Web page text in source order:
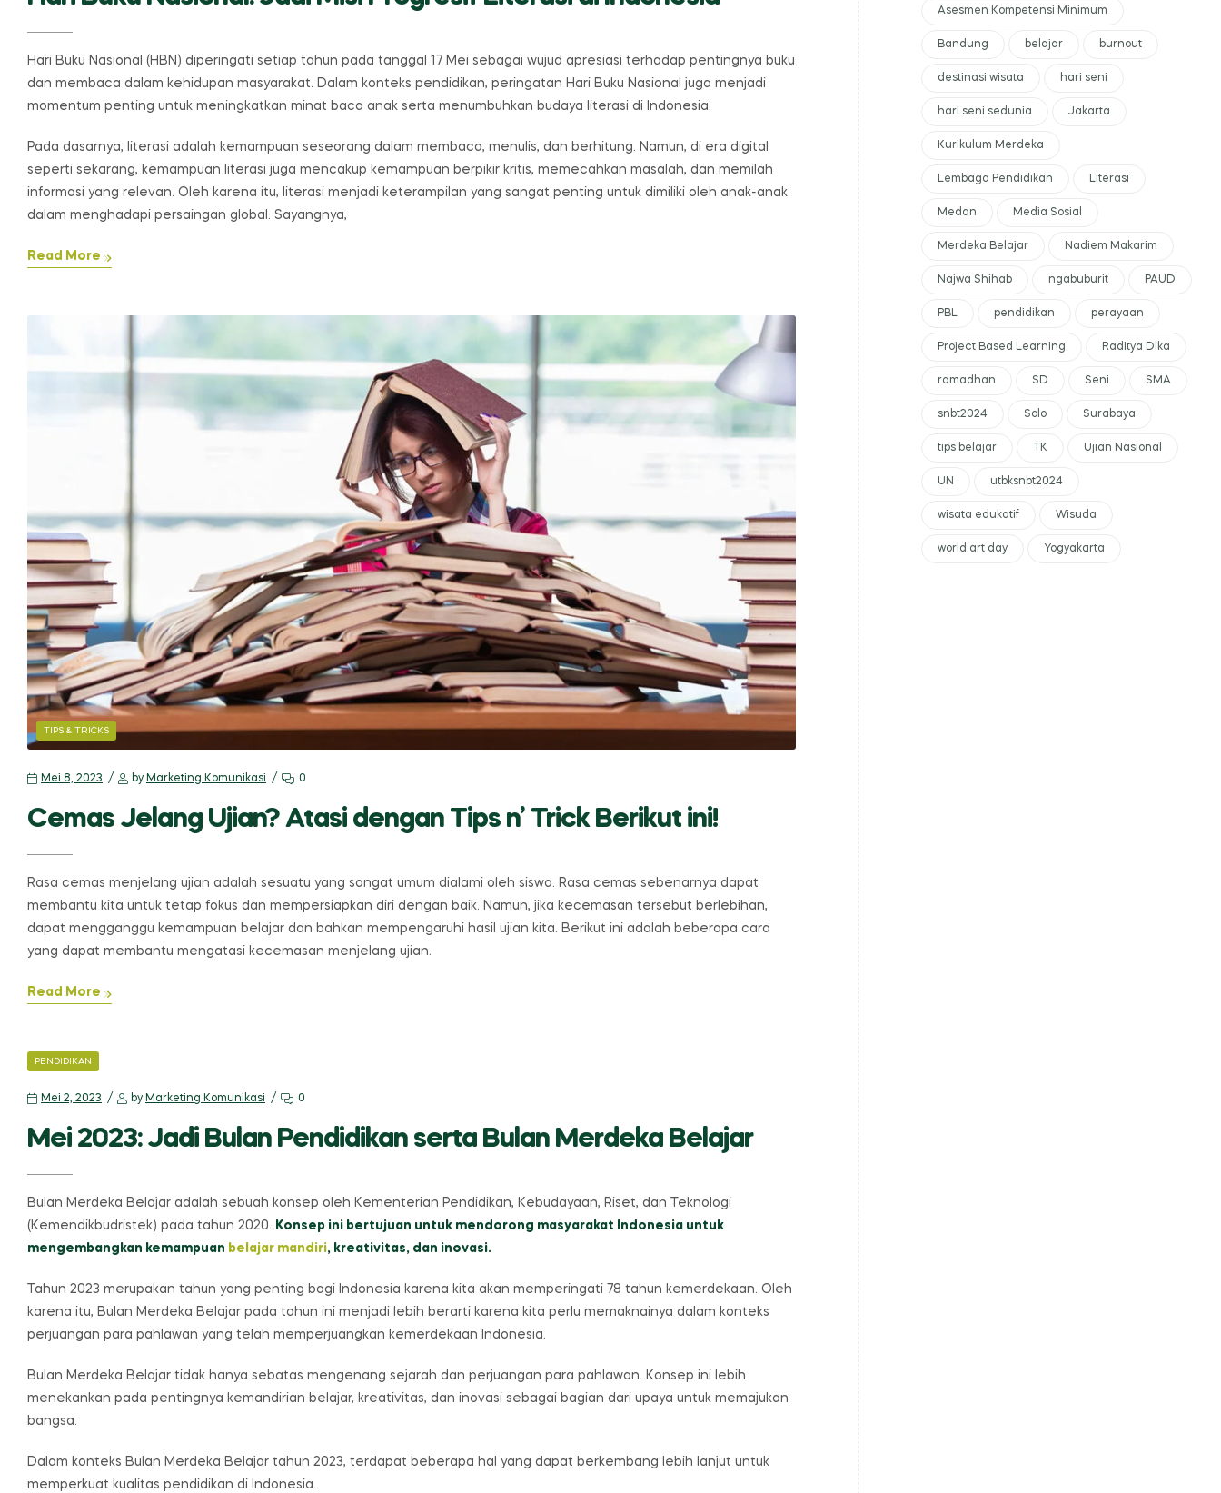
Hari Buku Nasional (HBN) diperingati setiap tahun pada tanggal 17 Mei sebagai wujud apresiasi terhadap pentingnya buku
dan membaca dalam kehidupan masyarakat. Dalam konteks pendidikan, peringatan Hari Buku Nasional juga menjadi
momentum penting untuk meningkatkan minat baca anak serta menumbuhkan budaya literasi di Indonesia.
Pada dasarnya, literasi adalah kemampuan seseorang dalam membaca, menulis, dan berhitung. Namun, di era digital
seperti sekarang, kemampuan literasi juga mencakup kemampuan berpikir kritis, memecahkan masalah, dan memilah
informasi yang relevan. Oleh karena itu, literasi menjadi keterampilan yang sangat penting untuk dimiliki oleh anak-anak
dalam menghadapi persaingan global. Sayangnya,
Read More
CATEGORIES
TIPS & TRICKS
Mei 8, 2023 by Marketing Komunikasi 0
Cemas Jelang Ujian? Atasi dengan Tips n’ Trick Berikut ini!
Rasa cemas menjelang ujian adalah sesuatu yang sangat umum dialami oleh siswa. Rasa cemas sebenarnya dapat
membantu kita untuk tetap fokus dan mempersiapkan diri dengan baik. Namun, jika kecemasan tersebut berlebihan,
dapat mengganggu kemampuan belajar dan bahkan mempengaruhi hasil ujian kita. Berikut ini adalah beberapa cara
yang dapat membantu mengatasi kecemasan menjelang ujian.
Read More
CATEGORIES
PENDIDIKAN
Mei 2, 2023 by Marketing Komunikasi 0
Mei 2023: Jadi Bulan Pendidikan serta Bulan Merdeka Belajar
Bulan Merdeka Belajar adalah sebuah konsep oleh Kementerian Pendidikan, Kebudayaan, Riset, dan Teknologi
(Kemendikbudristek) pada tahun 2020. Konsep ini bertujuan untuk mendorong masyarakat Indonesia untuk
mengembangkan kemampuan belajar mandiri, kreativitas, dan inovasi.
Tahun 2023 merupakan tahun yang penting bagi Indonesia karena kita akan memperingati 78 tahun kemerdekaan. Oleh
karena itu, Bulan Merdeka Belajar pada tahun ini menjadi lebih berarti karena kita perlu memaknainya dalam konteks
perjuangan para pahlawan yang telah memperjuangkan kemerdekaan Indonesia.
Bulan Merdeka Belajar tidak hanya sebatas mengenang sejarah dan perjuangan para pahlawan. Konsep ini lebih
menekankan pada pentingnya kemandirian belajar, kreativitas, dan inovasi sebagai bagian dari upaya untuk memajukan
bangsa.
Dalam konteks Bulan Merdeka Belajar tahun 2023, terdapat beberapa hal yang dapat berkembang lebih lanjut untuk
memperkuat kualitas pendidikan di Indonesia.
Asesmen Kompetensi Minimum
Bandung belajar burnout
destinasi wisata hari seni
hari seni sedunia Jakarta
Kurikulum Merdeka
Lembaga Pendidikan Literasi
Medan Media Sosial
Merdeka Belajar Nadiem Makarim
Najwa Shihab ngabuburit PAUD
PBL pendidikan perayaan
Project Based Learning Raditya Dika
ramadhan SD Seni SMA
snbt2024 Solo Surabaya
tips belajar TK Ujian Nasional
UN utbksnbt2024
wisata edukatif Wisuda
world art day Yogyakarta